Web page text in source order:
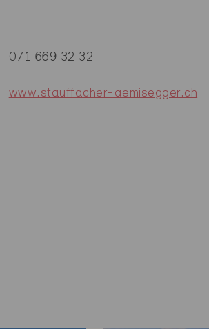
071 669 32 32
www.stauffacher-aemisegger.ch